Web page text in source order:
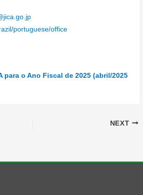
portuguese/office
para o Ano Fiscal de 2025 (abril/2025
NEXT